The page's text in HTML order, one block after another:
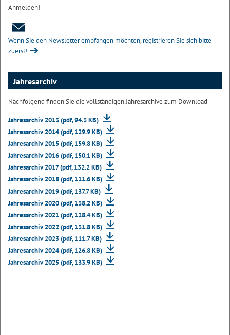
Anmelden!
Wenn Sie den Newsletter empfangen möchten, registrieren Sie sich bitte
zuerst!
Jahresarchiv
Nachfolgend finden Sie die vollständigen Jahresarchive zum Download
Jahresarchiv 2013 (pdf, 94.3 KB)
Jahresarchiv 2014 (pdf, 129.9 KB)
Jahresarchiv 2015 (pdf, 159.8 KB)
Jahresarchiv 2016 (pdf, 150.1 KB)
Jahresarchiv 2017 (pdf, 132.2 KB)
Jahresarchiv 2018 (pdf, 111.6 KB)
Jahresarchiv 2019 (pdf, 137.7 KB)
Jahresarchiv 2020 (pdf, 138.2 KB)
Jahresarchiv 2021 (pdf, 128.4 KB)
Jahresarchiv 2022 (pdf, 131.8 KB)
Jahresarchiv 2023 (pdf, 111.7 KB)
Jahresarchiv 2024 (pdf, 126.8 KB)
Jahresarchiv 2025 (pdf, 133.9 KB)